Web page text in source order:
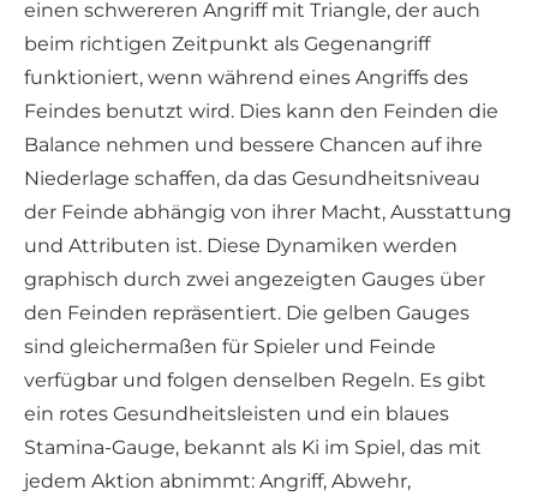
einen schwereren Angriff mit Triangle, der auch
beim richtigen Zeitpunkt als Gegenangriff
funktioniert, wenn während eines Angriffs des
Feindes benutzt wird. Dies kann den Feinden die
Balance nehmen und bessere Chancen auf ihre
Niederlage schaffen, da das Gesundheitsniveau
der Feinde abhängig von ihrer Macht, Ausstattung
und Attributen ist. Diese Dynamiken werden
graphisch durch zwei angezeigten Gauges über
den Feinden repräsentiert. Die gelben Gauges
sind gleichermaßen für Spieler und Feinde
verfügbar und folgen denselben Regeln. Es gibt
ein rotes Gesundheitsleisten und ein blaues
Stamina-Gauge, bekannt als Ki im Spiel, das mit
jedem Aktion abnimmt: Angriff, Abwehr,